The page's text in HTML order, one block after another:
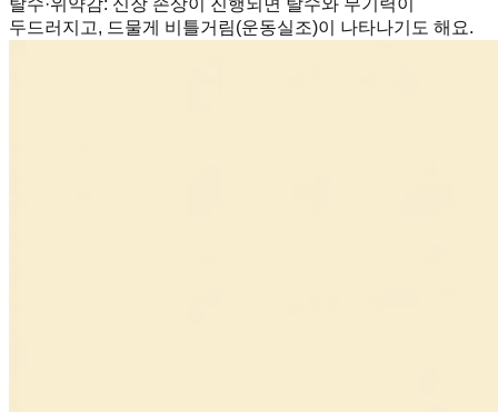
탈수·위약감: 신장 손상이 진행되면 탈수와 무기력이
두드러지고, 드물게 비틀거림(운동실조)이 나타나기도 해요.